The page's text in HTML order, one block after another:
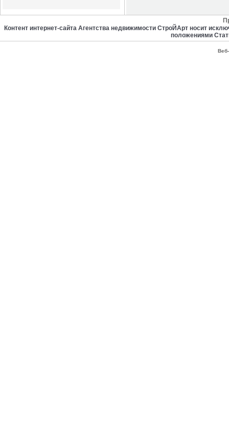
Контент интернет-сайта Агентства недвижимости СтроЙАрт носит
положениями